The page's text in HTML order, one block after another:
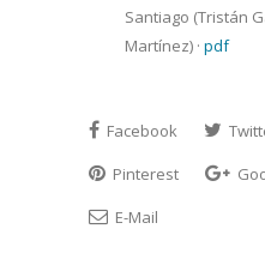
Santiago (Tristán
Martínez) · pdf
Facebook
Pinterest
E-Mail